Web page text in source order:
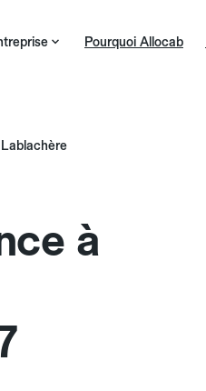
Pourquoi Allocab
à